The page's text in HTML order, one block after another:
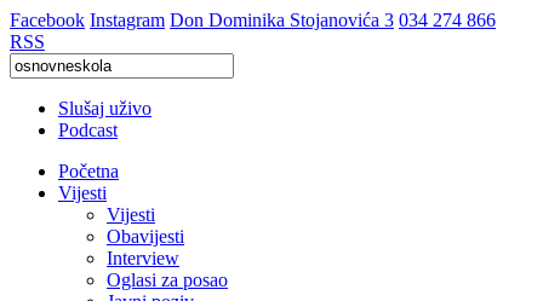
Facebook Instagram Don Dominika Stojanovića 3 034 274 866
RSS
Slušaj uživo
Podcast
Početna
Vijesti
Vijesti
Obavijesti
Interview
Oglasi za posao